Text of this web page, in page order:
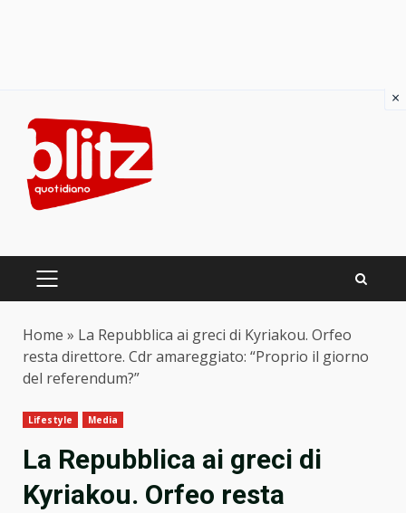
content
PRIMARY
Home » La Repubblica ai greci di Kyriakou. Orfeo
resta direttore. Cdr amareggiato: “Proprio il giorno
del referendum?”
Lifestyle Media
La Repubblica ai greci di
Kyriakou. Orfeo resta
×